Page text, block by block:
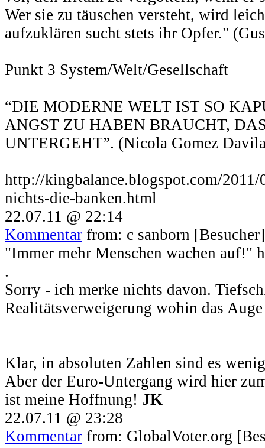
Wer sie zu täuschen versteht, wird
aufzuklären sucht stets ihr Opfer."
Punkt 3 System/Welt/Gesellschaft
“DIE MODERNE WELT IST SO
ANGST ZU HABEN BRAUCHT,
UNTERGEHT”. (Nicola Gomez
http://kingbalance.blogspot.com/
nichts-die-banken.html
22.07.11 @ 22:14
Kommentar from: c sanborn [Besucher]
"Immer mehr Menschen wachen auf!"
.
Sorry - ich merke nichts davon.
Realitätsverweigerung wohin das
Klar, in absoluten Zahlen sind es
Aber der Euro-Untergang wird hier
ist meine Hoffnung! JK
22.07.11 @ 23:28
Kommentar from: GlobalVoter.org